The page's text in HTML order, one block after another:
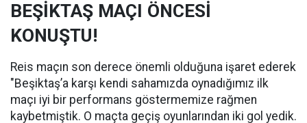
BEŞİKTAŞ MAÇI ÖNCESİ
KONUŞTU!
Reis maçın son derece önemli olduğuna işaret ederek
"Beşiktaş’a karşı kendi sahamızda oynadığımız ilk
maçı iyi bir performans göstermemize rağmen
kaybetmiştik. O maçta geçiş oyunlarından iki gol yedik.